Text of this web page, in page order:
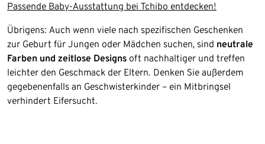
Passende Baby-Ausstattung bei Tchibo entdecken!
Übrigens: Auch wenn viele nach spezifischen Geschenken
zur Geburt für Jungen oder Mädchen suchen, sind neutrale
Farben und zeitlose Designs oft nachhaltiger und treffen
leichter den Geschmack der Eltern. Denken Sie außerdem
gegebenenfalls an Geschwisterkinder – ein Mitbringsel
verhindert Eifersucht.